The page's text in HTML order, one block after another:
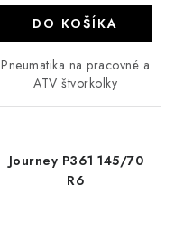
DO KOŠÍKA
Pneumatika na pracovné a
ATV štvorkolky
Journey P361 145/70
R6